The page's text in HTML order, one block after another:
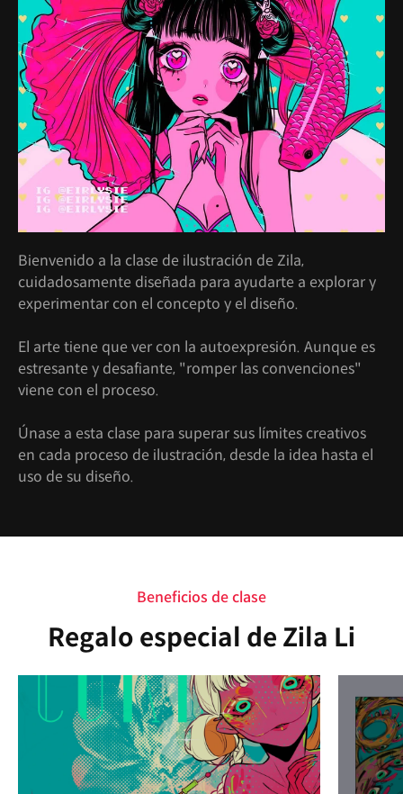
Bienvenido a la clase de ilustración de Zila,
cuidadosamente diseñada para ayudarte a explorar y
experimentar con el concepto y el diseño.
El arte tiene que ver con la autoexpresión. Aunque es
estresante y desafiante, "romper las convenciones"
viene con el proceso.
Únase a esta clase para superar sus límites creativos
en cada proceso de ilustración, desde la idea hasta el
uso de su diseño.
Beneficios de clase
Regalo especial de Zila Li